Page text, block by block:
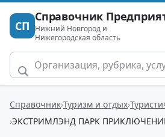
СП
Справочник
Нижний Новгород и
Нижегородская область
Справочник Туризм и отдых
ЭКСТРИМЛЭНД ПАРК